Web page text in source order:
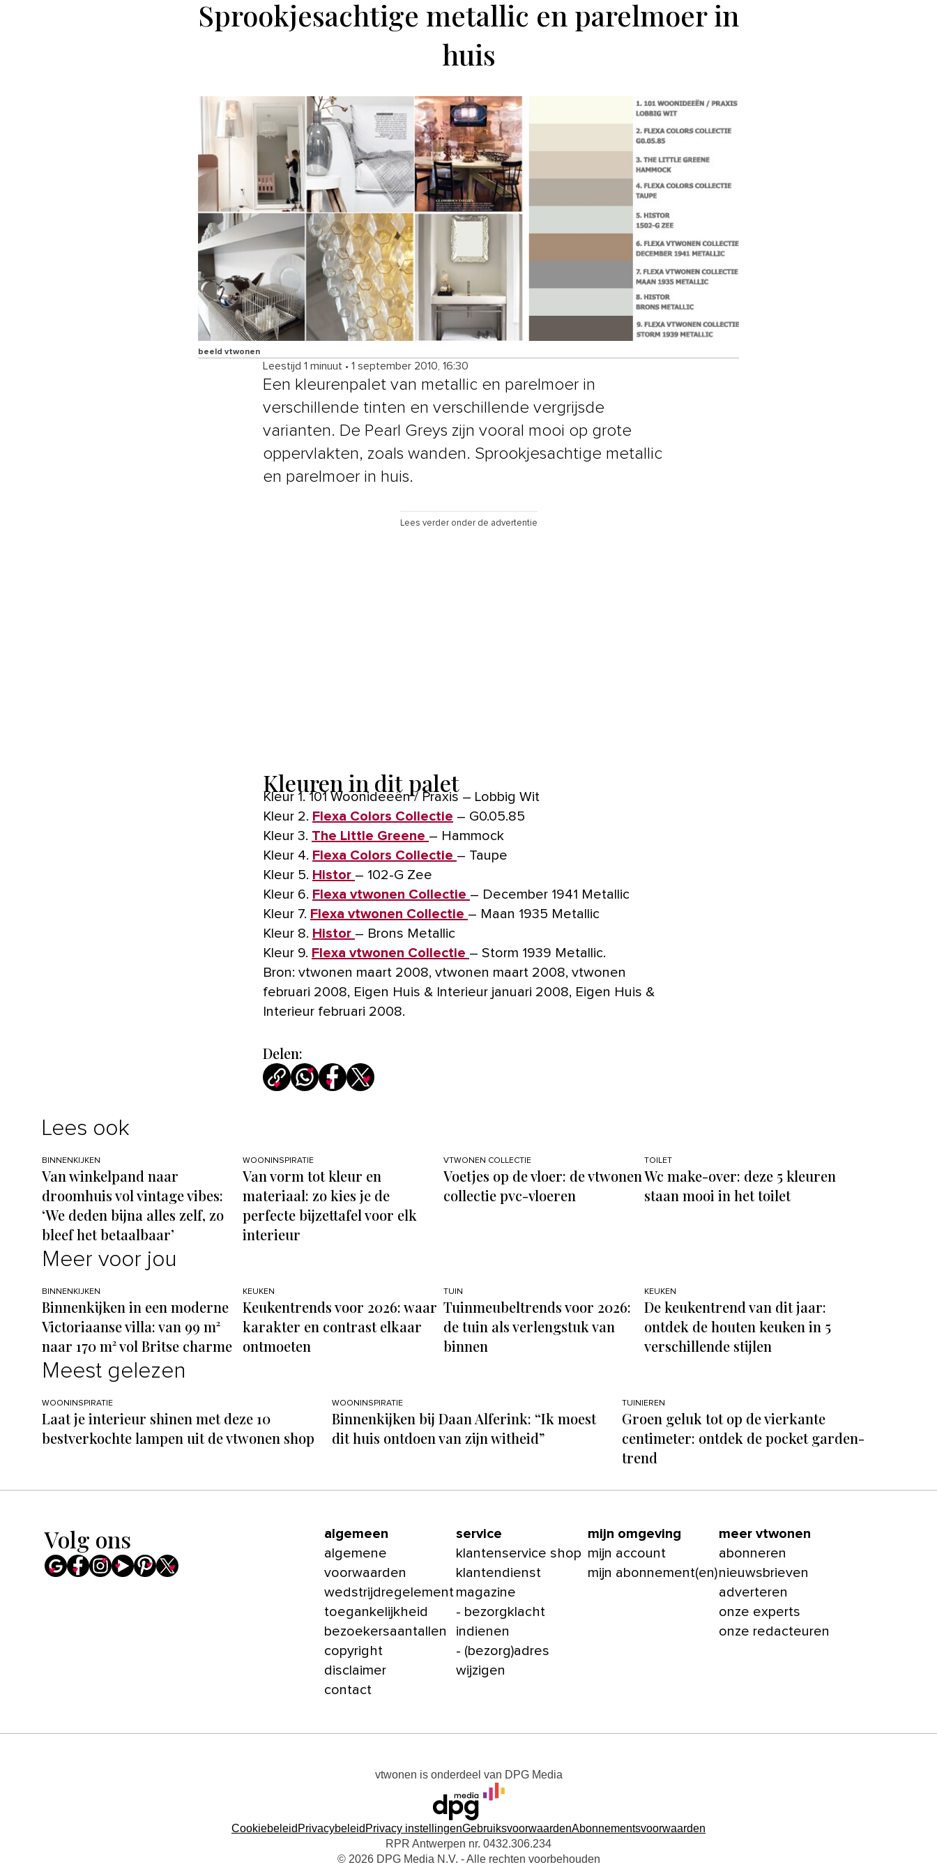
Sprookjesachtige metallic en parelmoer in
huis
beeld vtwonen
Leestijd 1 minuut • 1 september 2010, 16:30
Een kleurenpalet van metallic en parelmoer in
verschillende tinten en verschillende vergrijsde
varianten. De Pearl Greys zijn vooral mooi op grote
oppervlakten, zoals wanden. Sprookjesachtige metallic
en parelmoer in huis.
Lees verder onder de advertentie
Kleuren in dit palet
Kleur 1. 101 Woonideeën / Praxis – Lobbig Wit
Kleur 2. Flexa Colors Collectie – G0.05.85
Kleur 3. The Little Greene – Hammock
Kleur 4. Flexa Colors Collectie – Taupe
Kleur 5. Histor – 102-G Zee
Kleur 6. Flexa vtwonen Collectie – December 1941 Metallic
Kleur 7. Flexa vtwonen Collectie – Maan 1935 Metallic
Kleur 8. Histor – Brons Metallic
Kleur 9. Flexa vtwonen Collectie – Storm 1939 Metallic.
Bron: vtwonen maart 2008, vtwonen maart 2008, vtwonen
februari 2008, Eigen Huis & Interieur januari 2008, Eigen Huis &
Interieur februari 2008.
Delen:
Lees ook
BINNENKIJKEN
Van winkelpand naar
droomhuis vol vintage vibes:
‘We deden bijna alles zelf, zo
bleef het betaalbaar’
WOONINSPIRATIE
Van vorm tot kleur en
materiaal: zo kies je de
perfecte bijzettafel voor elk
interieur
VTWONEN COLLECTIE
Voetjes op de vloer: de vtwonen
collectie pvc-vloeren
TOILET
Wc make-over: deze 5 kleuren
staan mooi in het toilet
Meer voor jou
BINNENKIJKEN
Binnenkijken in een moderne
Victoriaanse villa: van 99 m²
naar 170 m² vol Britse charme
KEUKEN
Keukentrends voor 2026: waar
karakter en contrast elkaar
ontmoeten
TUIN
Tuinmeubeltrends voor 2026:
de tuin als verlengstuk van
binnen
KEUKEN
De keukentrend van dit jaar:
ontdek de houten keuken in 5
verschillende stijlen
Meest gelezen
WOONINSPIRATIE
Laat je interieur shinen met deze 10
bestverkochte lampen uit de vtwonen shop
WOONINSPIRATIE
Binnenkijken bij Daan Alferink: “Ik moest
dit huis ontdoen van zijn witheid”
TUINIEREN
Groen geluk tot op de vierkante
centimeter: ontdek de pocket garden-
trend
Volg ons
algemeen
algemene
voorwaarden
wedstrijdregelement
toegankelijkheid
bezoekersaantallen
copyright
disclaimer
contact
service
klantenservice shop
klantendienst
magazine
- bezorgklacht
indienen
- (bezorg)adres
wijzigen
mijn omgeving
mijn account
mijn abonnement(en)
meer vtwonen
abonneren
nieuwsbrieven
adverteren
onze experts
onze redacteuren
vtwonen is onderdeel van DPG Media
Cookiebeleid Privacybeleid Privacy instellingenGebruiksvoorwaardenAbonnementsvoorwaarden
RPR Antwerpen nr. 0432.306.234
© 2026 DPG Media N.V. - Alle rechten voorbehouden